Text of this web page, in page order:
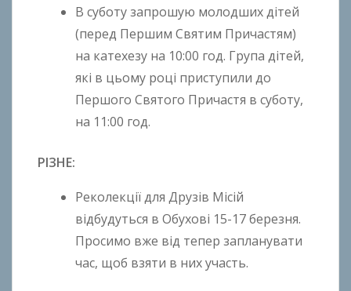
В суботу запрошую молодших дітей
(перед Першим Святим Причастям)
на катехезу на 10:00 год. Група дітей,
які в цьому році приступили до
Першого Святого Причастя в суботу,
на 11:00 год.
РІЗНЕ:
Реколекції для Друзів Місій
відбудуться в Обухові 15-17 березня.
Просимо вже від тепер запланувати
час, щоб взяти в них участь.